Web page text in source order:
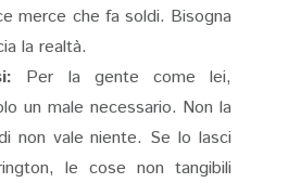
merce che fa soldi. Bisogna
la realtà.
Per la gente come lei,
un male necessario. Non la
non vale niente. Se lo lasci
le cose non tangibili